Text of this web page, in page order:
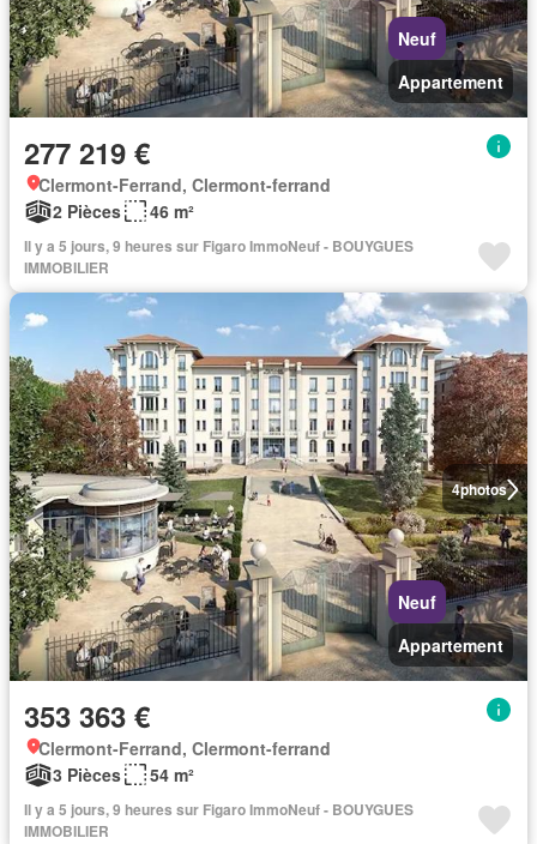
Neuf
Appartement
277 219 €
Clermont-Ferrand, Clermont-ferrand
2 Pièces
46 m²
Il y a 5 jours, 9 heures sur Figaro ImmoNeuf - BOUYGUES
IMMOBILIER
4photos
Neuf
Appartement
353 363 €
Clermont-Ferrand, Clermont-ferrand
3 Pièces
54 m²
Il y a 5 jours, 9 heures sur Figaro ImmoNeuf - BOUYGUES
IMMOBILIER